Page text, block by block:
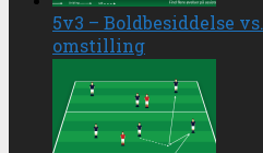
5v3 – Boldbesiddelse vs.
omstilling